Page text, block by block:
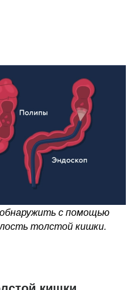
с помощью
толстой кишки.